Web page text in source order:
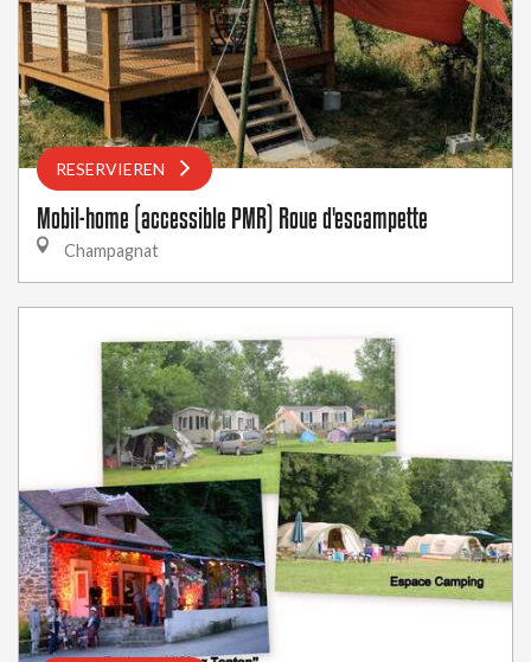
RESERVIEREN
Mobil-home (accessible PMR) Roue d'escampette
Champagnat